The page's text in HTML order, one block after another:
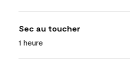
Sec au toucher
1 heure